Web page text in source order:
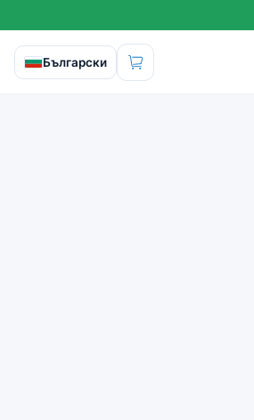
Изберете език
Български